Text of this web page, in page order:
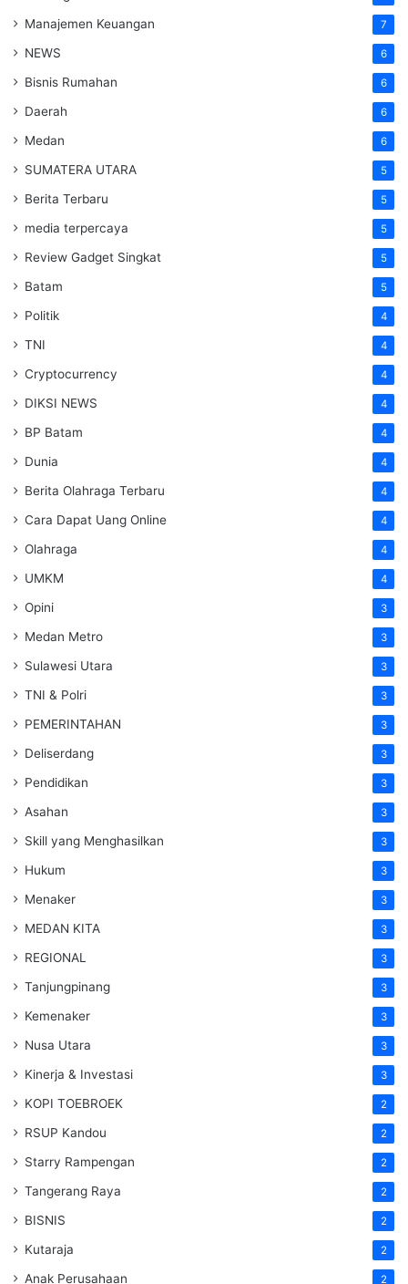
Manajemen Keuangan 7
NEWS 6
Bisnis Rumahan 6
Daerah 6
Medan 6
SUMATERA UTARA 5
Berita Terbaru 5
media terpercaya 5
Review Gadget Singkat 5
Batam 5
Politik 4
TNI 4
Cryptocurrency 4
DIKSI NEWS 4
BP Batam 4
Dunia 4
Berita Olahraga Terbaru 4
Cara Dapat Uang Online 4
Olahraga 4
UMKM 4
Opini 3
Medan Metro 3
Sulawesi Utara 3
TNI & Polri 3
PEMERINTAHAN 3
Deliserdang 3
Pendidikan 3
Asahan 3
Skill yang Menghasilkan 3
Hukum 3
Menaker 3
MEDAN KITA 3
REGIONAL 3
Tanjungpinang 3
Kemenaker 3
Nusa Utara 3
Kinerja & Investasi 3
KOPI TOEBROEK 2
RSUP Kandou 2
Starry Rampengan 2
Tangerang Raya 2
BISNIS 2
Kutaraja 2
Anak Perusahaan 2